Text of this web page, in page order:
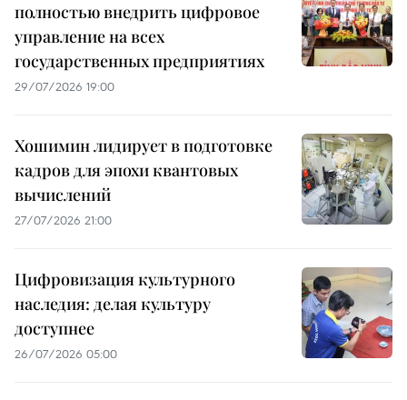
полностью внедрить цифровое
управление на всех
государственных предприятиях
29/07/2026 19:00
Хошимин лидирует в подготовке
кадров для эпохи квантовых
вычислений
27/07/2026 21:00
Цифровизация культурного
наследия: делая культуру
доступнее
26/07/2026 05:00